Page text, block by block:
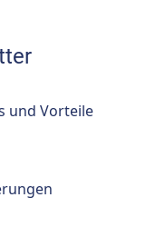
und Vorteile